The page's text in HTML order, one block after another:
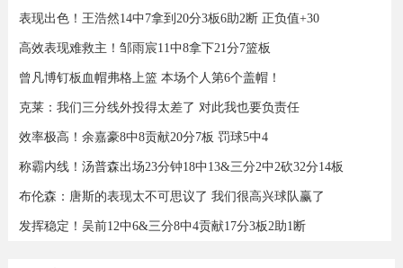
表现出色！王浩然14中7拿到20分3板6助2断 正负值+30
高效表现难救主！邹雨宸11中8拿下21分7篮板
曾凡博钉板血帽弗格上篮 本场个人第6个盖帽！
克莱：我们三分线外投得太差了 对此我也要负责任
效率极高！余嘉豪8中8贡献20分7板 罚球5中4
称霸内线！汤普森出场23分钟18中13&三分2中2砍32分14板
布伦森：唐斯的表现太不可思议了 我们很高兴球队赢了
发挥稳定！吴前12中6&三分8中4贡献17分3板2助1断